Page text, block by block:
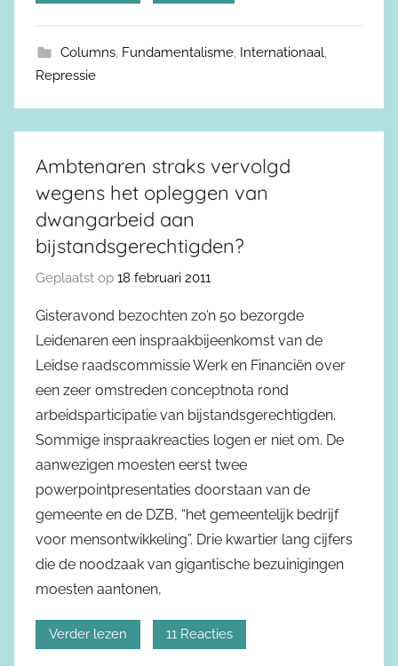
Columns, Fundamentalisme, Internationaal,
Repressie
Ambtenaren straks vervolgd
wegens het opleggen van
dwangarbeid aan
bijstandsgerechtigden?
Geplaatst op 18 februari 2011
Gisteravond bezochten zo’n 50 bezorgde
Leidenaren een inspraakbijeenkomst van de
Leidse raadscommissie Werk en Financiën over
een zeer omstreden conceptnota rond
arbeidsparticipatie van bijstandsgerechtigden.
Sommige inspraakreacties logen er niet om. De
aanwezigen moesten eerst twee
powerpointpresentaties doorstaan van de
gemeente en de DZB, “het gemeentelijk bedrijf
voor mensontwikkeling”. Drie kwartier lang cijfers
die de noodzaak van gigantische bezuinigingen
moesten aantonen,
Verder lezen 11 Reacties